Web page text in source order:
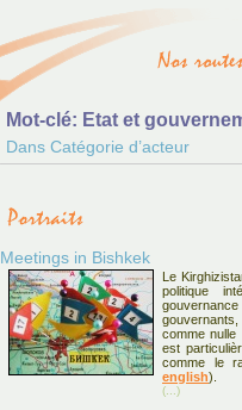
Mot-clé: Etat et
Dans Catégorie d’acteur
Meetings in Bishkek
Le
politique
comme nulle
est
comme le
english).
(...)